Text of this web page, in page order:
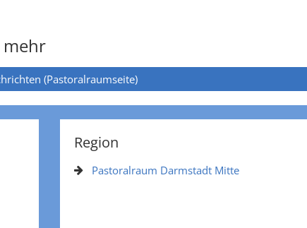
mehr
(Pastoralraumseite)
Region
Pastoralraum Darmstadt Mitte